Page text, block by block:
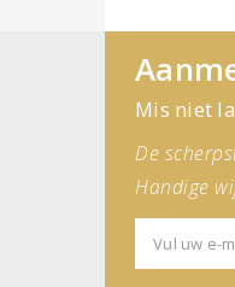
Mis niet
De
Handige